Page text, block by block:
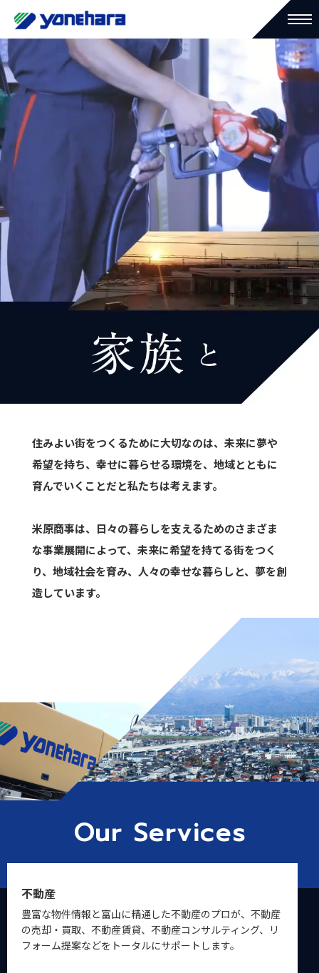
住みよい街をつくるために大切なのは、 未来に夢や
希望を持ち、幸せに暮らせる環境を、 地域とともに
育んでいくことだと私たちは考えます。
米原商事は、日々の暮らしを支えるためのさまざま
な事業展開によって、 未来に希望を持てる街をつく
り、地域社会を育み、 人々の幸せな暮らしと、夢を創
造しています。
Our Services
保険
お客様へのヒアリングを大切にしながら保険のプロが様々
なリスク分析を行い、一人ひとりに最適な保険をご提案。
個人から企業向けまで、多数の保険を取り扱っています。